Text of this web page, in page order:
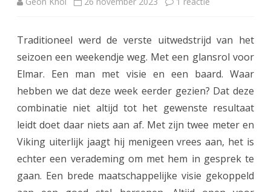
L
n
k
s
r
Traditioneel werd de verste uitwedstrijd van het
seizoen een weekendje weg. Met een glansrol voor
Elmar. Een man met visie en een baard. Waar
hebben we dat deze week eerder gezien? Dat deze
combinatie niet altijd tot het gewenste resultaat
leidt doet daar niets aan af. Met zijn twee meter en
Viking uiterlijk jaagt hij menigeen vrees aan, het is
echter een verademing om met hem in gesprek te
gaan. Een brede maatschappelijke visie gekoppeld